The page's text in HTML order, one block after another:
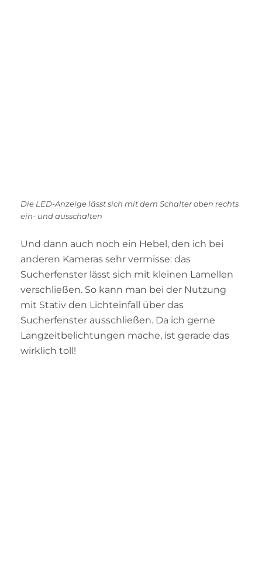
Die LED-Anzeige lässt sich mit dem Schalter oben rechts
ein- und ausschalten
Und dann auch noch ein Hebel, den ich bei
anderen Kameras sehr vermisse: das
Sucherfenster lässt sich mit kleinen Lamellen
verschließen. So kann man bei der Nutzung
mit Stativ den Lichteinfall über das
Sucherfenster ausschließen. Da ich gerne
Langzeitbelichtungen mache, ist gerade das
wirklich toll!